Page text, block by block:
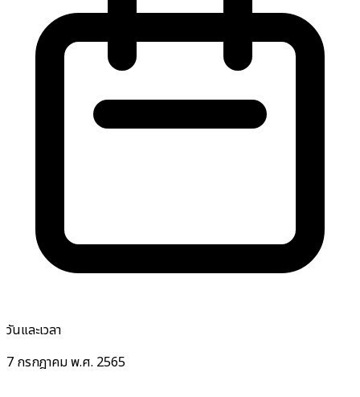
วันและเวลา
7 กรกฎาคม พ.ศ. 2565